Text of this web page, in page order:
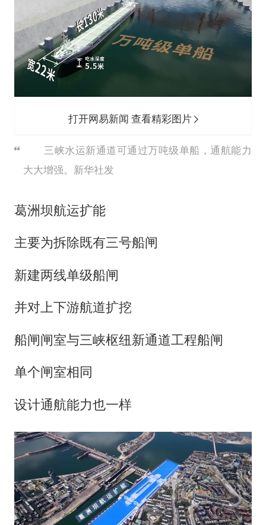
打开网易新闻 查看精彩图片
三峡水运新通道可通过万吨级单船，通航能力
大大增强。新华社发
葛洲坝航运扩能
主要为拆除既有三号船闸
新建两线单级船闸
并对上下游航道扩挖
船闸闸室与三峡枢纽新通道工程船闸
单个闸室相同
设计通航能力也一样